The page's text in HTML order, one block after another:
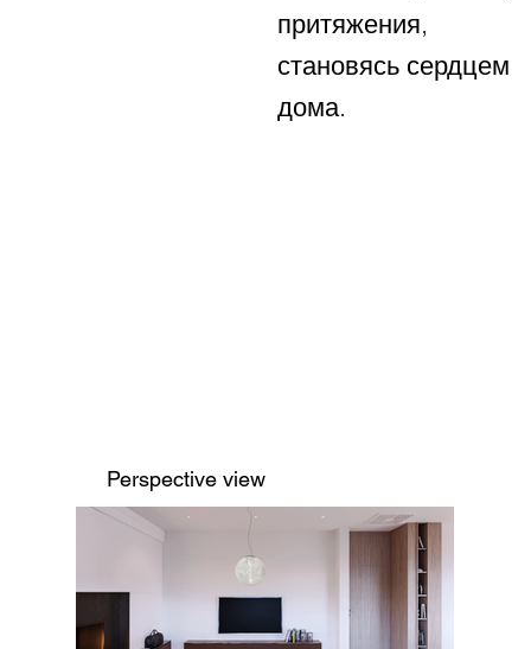
притяжения,
становясь сердцем
дома.
Perspective view